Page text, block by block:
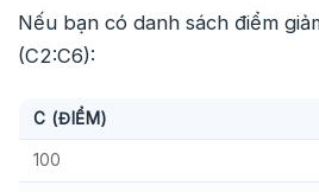
Nếu bạn có danh sách điểm
(C2:C6):
C (ĐIỂM)
100